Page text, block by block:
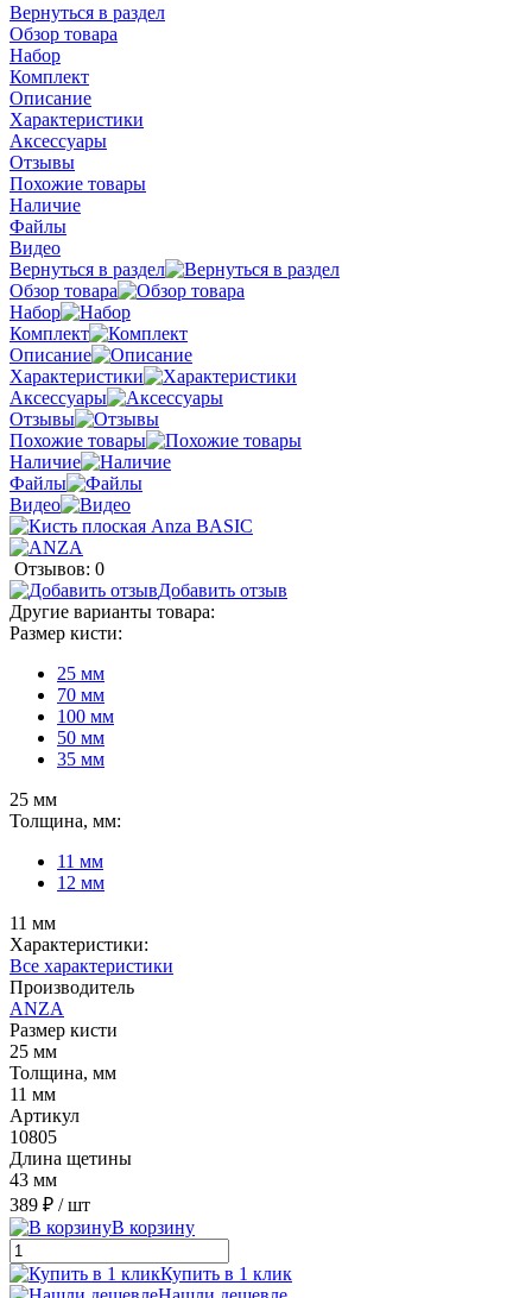
Вернуться в раздел
Обзор товара
Набор
Комплект
Описание
Характеристики
Аксессуары
Отзывы
Похожие товары
Наличие
Файлы
Видео
Вернуться в раздел
Обзор товара
Набор
Комплект
Описание
Характеристики
Аксессуары
Отзывы
Похожие товары
Наличие
Файлы
Видео
Отзывов: 0
Добавить отзыв
Другие варианты товара:
Размер кисти:
25 мм
70 мм
100 мм
50 мм
35 мм
25 мм
Толщина, мм:
11 мм
12 мм
11 мм
Характеристики:
Все характеристики
Производитель
ANZA
Размер кисти
25 мм
Толщина, мм
11 мм
Артикул
10805
Длина щетины
43 мм
389 ₽ / шт
В корзину
Купить в 1 клик